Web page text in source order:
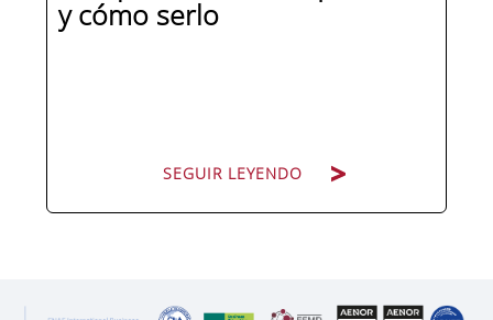
y cómo serlo
SEGUIR LEYENDO
en la estructura corporativa española